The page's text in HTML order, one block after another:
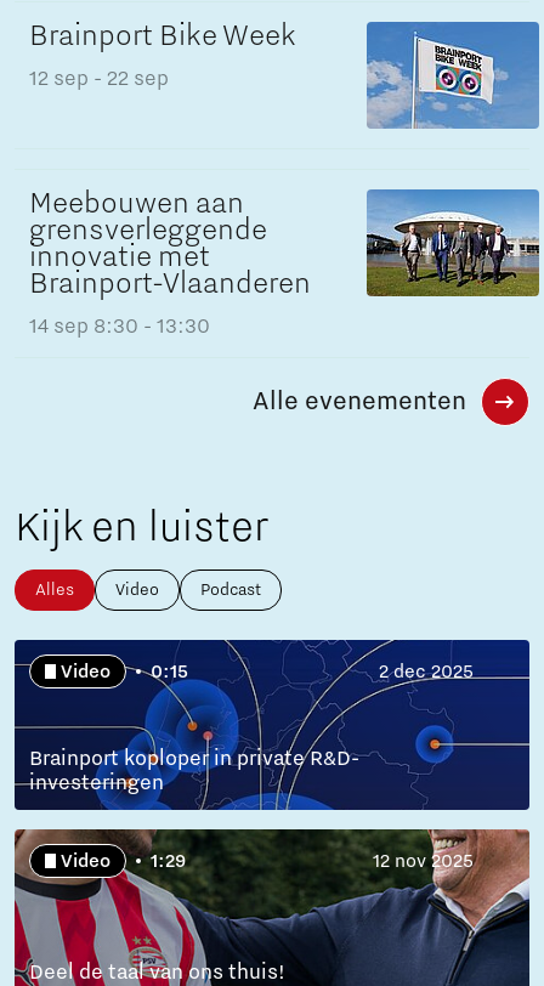
Brainport Bike Week
12 sep - 22 sep
Meebouwen aan
grensverleggende
innovatie met
Brainport-Vlaanderen
14 sep 8:30 - 13:30
Alle evenementen
Kijk en luister
Alles Video Podcast
Video 0:15 2 dec 2025
Brainport koploper in private R&D-
investeringen
Video 1:29 12 nov 2025
Deel de taal van ons thuis!